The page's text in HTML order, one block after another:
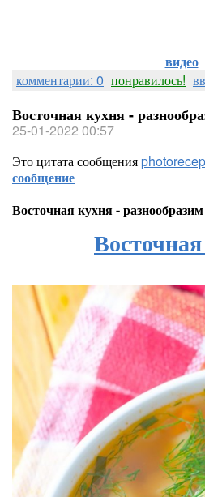
видео
комментарии: 0 понравилось!
Восточная кухня -
25-01-2022 00:57
Это цитата сообщения
сообщение
Восточная кухня -